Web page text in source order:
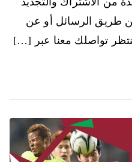
طريق الرسائل أو عن
تواصلك معنا عبر […]